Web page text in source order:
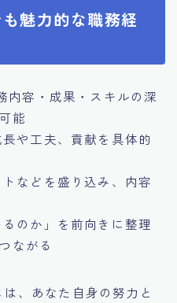
魅力的な職務経
内容・成果・スキルの深
能
や工夫、貢献を具体的
などを盛り込み、内容
のか」を前向きに整理
ながる
、あなた自身の努力と